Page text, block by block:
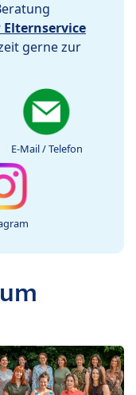
Elternservice
gerne zur
E-Mail / Telefon